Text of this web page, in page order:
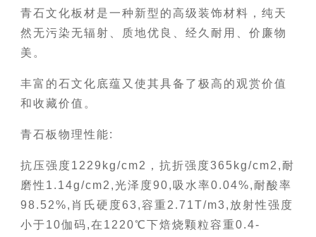
青石文化板材是一种新型的高级装饰材料，纯天
然无污染无辐射、质地优良、经久耐用、价廉物
美。
丰富的石文化底蕴又使其具备了极高的观赏价值
和收藏价值。
青石板物理性能:
抗压强度1229kg/cm2，抗折强度365kg/cm2,耐
磨性1.14g/cm2,光泽度90,吸水率0.04%,耐酸率
98.52%,肖氏硬度63,容重2.71T/m3,放射性强度
小于10伽码,在1220℃下焙烧颗粒容重0.4-